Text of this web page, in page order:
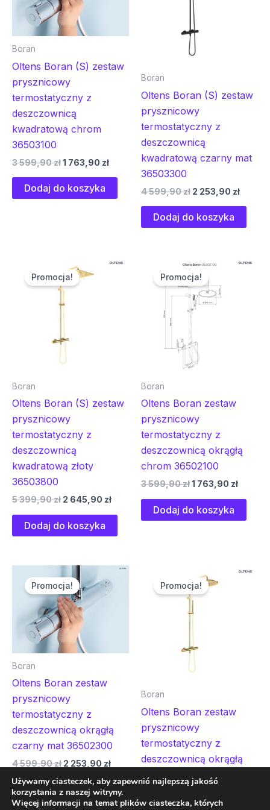
Boran
Oltens Boran (S) zestaw
prysznicowy
termostatyczny z
deszczownicą
kwadratową chrom
36503100
3 599,90zł1 763,90 zł
Dodaj do koszyka
Boran
Oltens Boran (S) zestaw
prysznicowy
termostatyczny z
deszczownicą
kwadratową czarny mat
36503300
4 599,90zł 2 253,90 zł
Dodaj do koszyka
Promocja!
Boran
Oltens Boran (S) zestaw
prysznicowy
termostatyczny z
deszczownicą
kwadratową złoty
36503800
5 399,90zł
cena
wynosiła:
5
399,90 zł.
2 645,90 zł
Aktualna
Dodaj do koszyka
Promocja!
Boran
Oltens Boran zestaw
prysznicowy
termostatyczny z
deszczownicą okrągłą
chrom 36502100
3 599,90zł
Pierwotna
cena
wynosiła:
3
599,90 zł.
1 763,90 zł
Dodaj do koszyka
Promocja!
Boran
Oltens Boran zestaw
prysznicowy
termostatyczny z
deszczownicą okrągłą
czarny mat 36502300
4 599,90zł
cena
wynosiła:
4
599,90 zł.
2 253,90 zł
Aktualna
cena
Dodaj do koszyka
Promocja!
Boran
Oltens Boran zestaw
prysznicowy
termostatyczny z
deszczownicą okrągłą
złotą 36502800
cena
wynosiła:
5
399,90 zł.
Używamy ciasteczek, aby zapewnić najlepszą jakość
korzystania z naszej witryny.
Więcej informacji na temat plików ciasteczka, których